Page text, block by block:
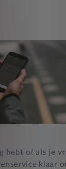
hebt of als je
klaar